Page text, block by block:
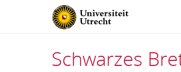
Schwarzes